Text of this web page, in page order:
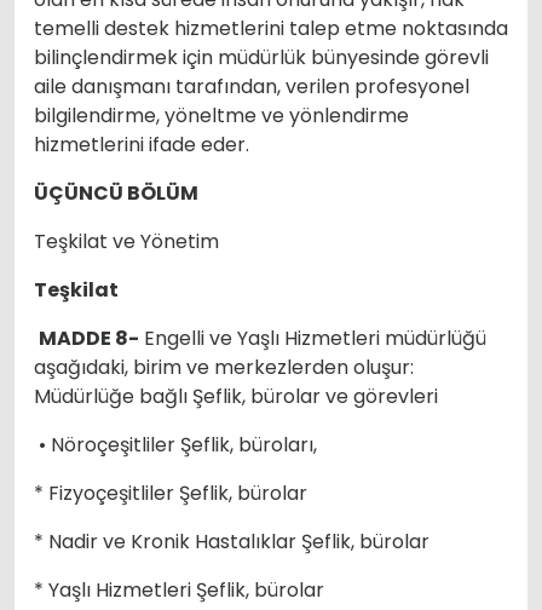
temelli destek hizmetlerini talep etme noktasında
bilinçlendirmek için müdürlük bünyesinde görevli
aile danışmanı tarafından, verilen profesyonel
bilgilendirme, yöneltme ve yönlendirme
hizmetlerini ifade eder.
ÜÇÜNCÜ BÖLÜM
Teşkilat ve Yönetim
Teşkilat
MADDE 8- Engelli ve Yaşlı Hizmetleri müdürlüğü
aşağıdaki, birim ve merkezlerden oluşur:
Müdürlüğe bağlı Şeflik, bürolar ve görevleri
• Nöroçeşitliler Şeflik, büroları,
* Fizyoçeşitliler Şeflik, bürolar
* Nadir ve Kronik Hastalıklar Şeflik, bürolar
* Yaşlı Hizmetleri Şeflik, bürolar